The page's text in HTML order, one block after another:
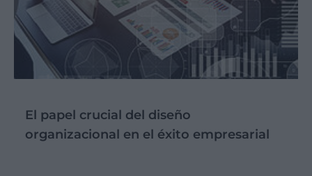
El papel crucial del diseño
organizacional en el éxito empresarial